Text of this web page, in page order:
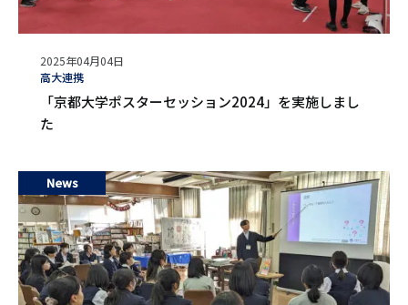
公
開
日
2025年04月04日
タ
グ
高大連携
「京都大学ポスターセッション2024」を実施しまし
た
News